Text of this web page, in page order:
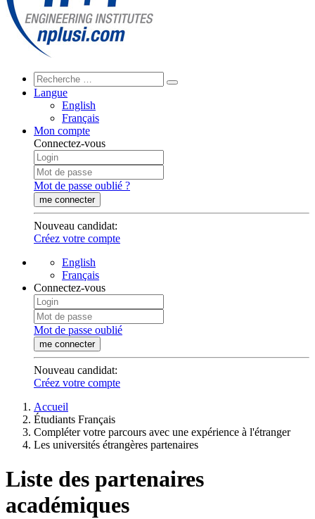
Langue
English
Français
Mon compte
Connectez-vous
Mot de passe oublié ?
me connecter
Nouveau candidat:
Créez votre compte
English
Français
Connectez-vous
Mot de passe oublié
me connecter
Nouveau candidat:
Créez votre compte
Accueil
Étudiants Français
Compléter votre parcours avec une expérience à l'étranger
Les universités étrangères partenaires
Liste des partenaires
académiques